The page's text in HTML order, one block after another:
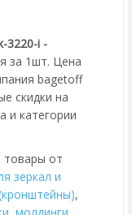
3220-i -
за 1шт. Цена
bagetoff
скидки на
и категории
от
зеркал и
,
молдинги